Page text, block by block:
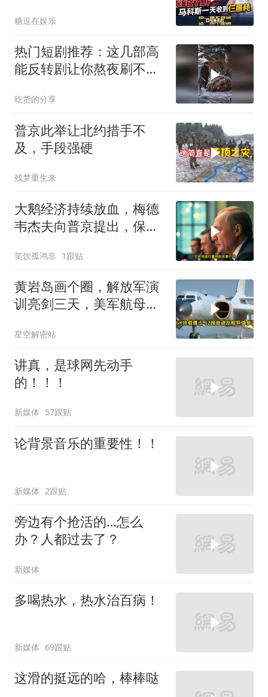
糖逗在娱乐
热门短剧推荐：这几部高
能反转剧让你熬夜刷不
吃货的分享
普京此举让北约措手不
及，手段强硬
残梦重生来
大鹅经济持续放血，梅德
韦杰夫向普京提出，保住
笑饮孤鸿非 1跟贴
黄岩岛画个圈，解放军演
训亮剑三天，美军航母从
星空解密站
讲真，是球网先动手
的！！！
新媒体 57跟贴
论背景音乐的重要性！！
新媒体 2跟贴
旁边有个抢活的…怎么
办？人都过去了？
新媒体
多喝热水，热水治百病！
新媒体 69跟贴
这滑的挺远的哈，棒棒哒